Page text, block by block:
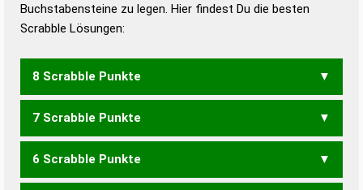
Duden – Deutsches
Buchstabensteine zu legen. Hier findest Du die besten
Scrabble Lösungen:
8 Scrabble Punkte
POTT
7 Scrabble Punkte
APO OPA POT TOP PATT
6 Scrabble Punkte